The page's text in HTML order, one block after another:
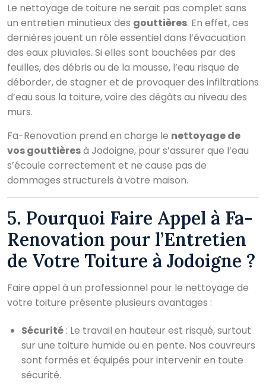
Le nettoyage de toiture ne serait pas complet sans
un entretien minutieux des gouttières. En effet, ces
dernières jouent un rôle essentiel dans l’évacuation
des eaux pluviales. Si elles sont bouchées par des
feuilles, des débris ou de la mousse, l’eau risque de
déborder, de stagner et de provoquer des infiltrations
d’eau sous la toiture, voire des dégâts au niveau des
murs.
Fa-Renovation prend en charge le nettoyage de
vos gouttièresà Jodoigne, pour s’assurer que l’eau
s’écoule correctement et ne cause pas de
dommages structurels à votre maison.
5. Pourquoi Faire Appel à Fa-
Renovation pour l’Entretien
de Votre Toiture à Jodoigne ?
Faire appel à un professionnel pour le nettoyage de
votre toiture présente plusieurs avantages :
Sécurité : Le travail en hauteur est risqué, surtout
sur une toiture humide ou en pente. Nos couvreurs
sont formés et équipés pour intervenir en toute
sécurité.